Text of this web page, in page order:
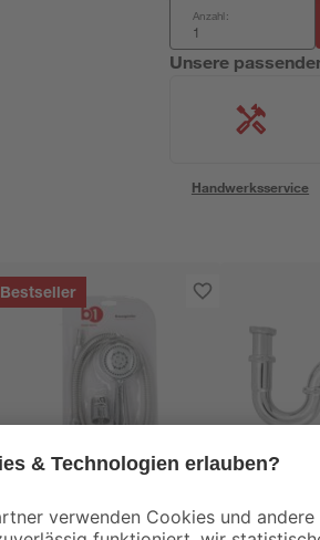
Anzahl:
Unsere
Handwerksservice
Bestseller
B1